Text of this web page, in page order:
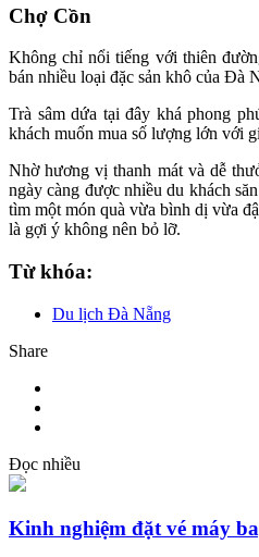
Chợ Cồn
Không chỉ nổi tiếng với thiên
bán nhiều loại đặc sản khô của Đà
Trà sâm dứa tại đây khá phong
khách muốn mua số lượng lớn với
Nhờ hương vị thanh mát và dễ
ngày càng được nhiều du khách
tìm một món quà vừa bình dị vừa
là gợi ý không nên bỏ lỡ.
Từ khóa:
Du lịch Đà Nẵng
Share
Đọc nhiều
Kinh nghiệm đặt vé máy